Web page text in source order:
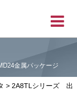
金属パッケージ
> 2A8TLシリーズ 出